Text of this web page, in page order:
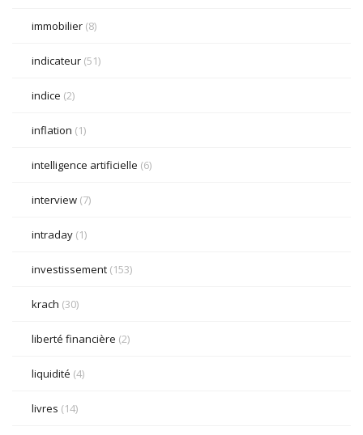
immobilier (8)
indicateur (51)
indice (2)
inflation (1)
intelligence artificielle (6)
interview (7)
intraday (1)
investissement (153)
krach (30)
liberté financière (2)
liquidité (4)
livres (14)